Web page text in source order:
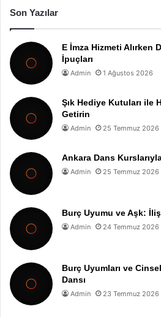
Son Yazılar
E İmza Hizmeti Alırken
İpuçları
Admin 1 Ağustos 2026
Şık Hediye Kutuları ile
Getirin
Admin 25 Temmuz 2026
Ankara Dans
Admin 25 Temmuz 2026
Burç Uyumu ve Aşk:
Admin 24 Temmuz 2026
Burç Uyumları ve
Dansı
Admin 23 Temmuz 2026